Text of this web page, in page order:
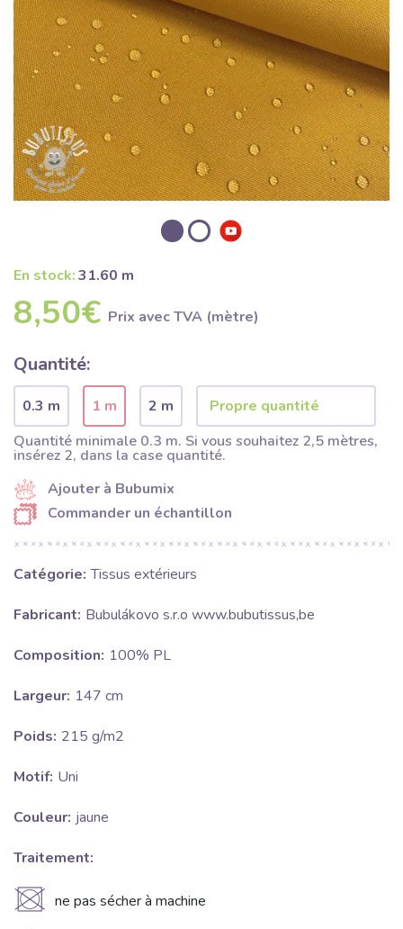
En stock:31.60 m
8,50€ Prix ​​avec TVA (mètre)
Quantité:
0.3 m 1 m
2 m
Quantité minimale 0.3 m. Si vous souhaitez 2,5 mètres,
insérez 2, dans la case quantité.
Ajouter à Bubumix
Commander un échantillon
Catégorie: Tissus extérieurs
Fabricant: Bubulákovo s.r.o www.bubutissus,be
Composition: 100% PL
Largeur: 147 cm
Poids: 215 g/m2
Motif: Uni
Couleur: jaune
Traitement:
U ne pas sécher à machine